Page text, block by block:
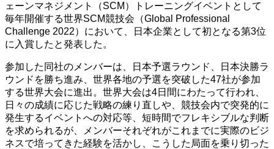
ェーンマネジメント（SCM）トレーニングイベントとして
毎年開催する世界SCM競技会（Global Professional
Challenge 2022）において、日本企業として初となる第3位
に入賞したと発表した。
参加した同社のメンバーは、日本予選ラウンド、日本決勝ラ
ウンドを勝ち進み、世界各地の予選を突破した47社が参加
する世界大会に進出。世界大会は4日間にわたって行われ、
日々の成績に応じた戦略の練り直しや、競技会内で突発的に
発生するイベントへの対応等、短時間でフレキシブルな判断
を求められるが、メンバーそれぞれがこれまでに実際のビジ
ネスで培ってきた経験を活かし、こうした局面を乗り切った